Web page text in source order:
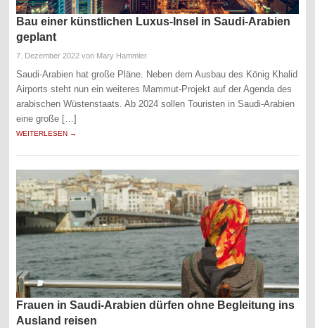
Bau einer künstlichen Luxus-Insel in Saudi-Arabien
geplant
7. Dezember 2022 von Mary Hammler
Saudi-Arabien hat große Pläne. Neben dem Ausbau des König Khalid
Airports steht nun ein weiteres Mammut-Projekt auf der Agenda des
arabischen Wüstenstaats. Ab 2024 sollen Touristen in Saudi-Arabien
eine große […]
WEITERLESEN →
Frauen in Saudi-Arabien dürfen ohne Begleitung ins
Ausland reisen